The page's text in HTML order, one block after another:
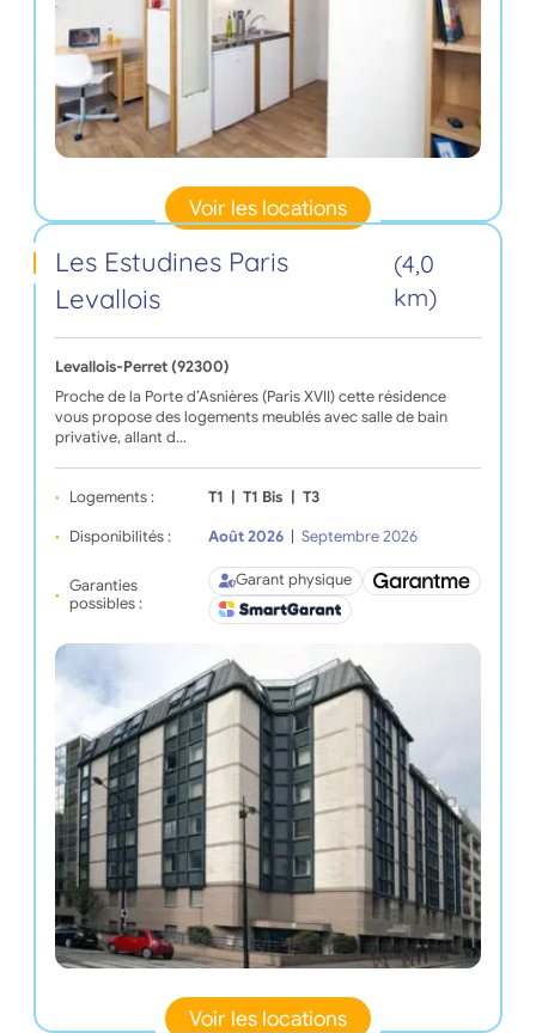
Voir les locations
Les Estudines Paris
Levallois
(4,0
km)
Levallois-Perret (92300)
Proche de la Porte d’Asnières (Paris XVII) cette résidence
vous propose des logements meublés avec salle de bain
privative, allant d…
Logements : T1 | T1 Bis | T3
Disponibilités : Août 2026 | Septembre 2026
Garanties
possibles :
Garant physique
Voir les locations